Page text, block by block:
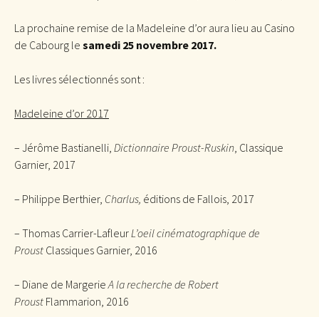
La prochaine remise de la Madeleine d’or aura lieu au Casino
de Cabourg le samedi 25 novembre 2017.
Les livres sélectionnés sont :
Madeleine d’or 2017
– Jérôme Bastianelli, Dictionnaire Proust-Ruskin , Classique
Garnier, 2017
– Philippe Berthier, Charlus, éditions de Fallois, 2017
– Thomas Carrier-Lafleur L’oeil cinématographique de
Proust Classiques Garnier, 2016
– Diane de Margerie A la recherche de Robert
Proust Flammarion, 2016